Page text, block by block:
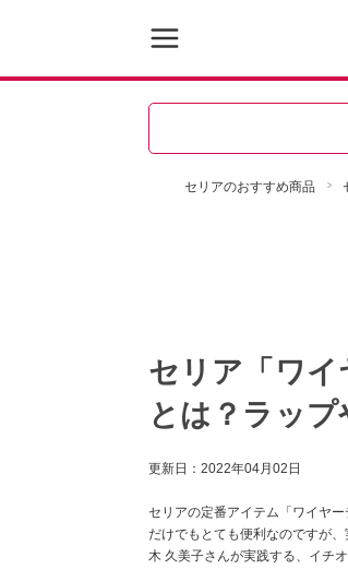
セリアのおすすめ商品
セリア「ワ
とは？ラッ
更新日： 2022年04月02日
セリアの定番アイテム「ワイヤ
だけでもとても便利なのですが
木 久美子さんが実践する、イチ